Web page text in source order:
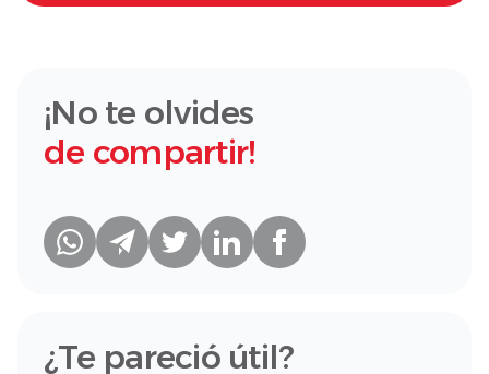
¡No te olvides
de compartir!
¿Te pareció útil?